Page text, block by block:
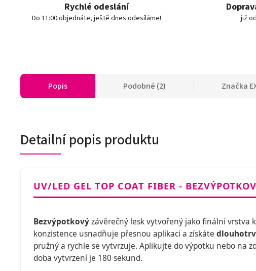
Rychlé odeslání
Do 11:00 objednáte, ještě dnes odesíláme! již
Popis Podobné (2) Značka
Detailní popis produktu
UV/LED GEL TOP COAT FIBER -
Bezvýpotkovýzávěrečný lesk vytvořený jako finální vrstva k
konzistence usnadňuje přesnou aplikaci a získáte
pružný a rychle se vytvrzuje. Aplikujte do výpotku nebo na
doba vytvrzení je 180 sekund.